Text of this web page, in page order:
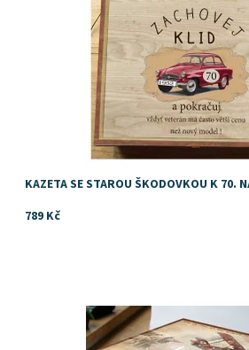
KAZETA SE STAROU ŠKODOVKOU K 70.
789 Kč